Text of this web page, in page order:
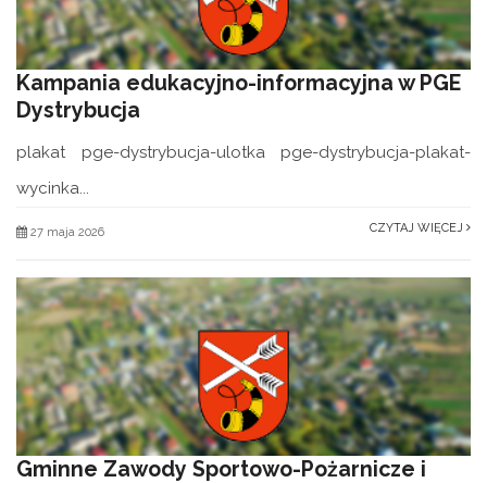
Kampania edukacyjno-informacyjna w PGE
Dystrybucja
plakat pge-dystrybucja-ulotka pge-dystrybucja-plakat-
wycinka...
27 maja 2026 CZYTAJ WIĘCEJ
Gminne Zawody Sportowo-Pożarnicze i